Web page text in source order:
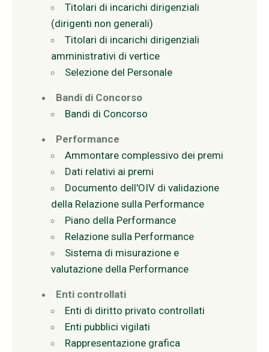
Titolari di incarichi dirigenziali
(dirigenti non generali)
Titolari di incarichi dirigenziali
amministrativi di vertice
Selezione del Personale
Bandi di Concorso
Bandi di Concorso
Performance
Ammontare complessivo dei premi
Dati relativi ai premi
Documento dell'OIV di validazione
della Relazione sulla Performance
Piano della Performance
Relazione sulla Performance
Sistema di misurazione e
valutazione della Performance
Enti controllati
Enti di diritto privato controllati
Enti pubblici vigilati
Rappresentazione grafica